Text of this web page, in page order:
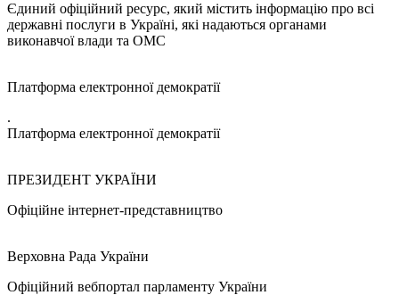
Єдиний офіційний ресурс, який містить інформацію про всі
державні послуги в Україні, які надаються органами
виконавчої влади та ОМС
Платформа електронної демократії
.
Платформа електронної демократії
ПРЕЗИДЕНТ УКРАЇНИ
Офіційне інтернет-представництво
Верховна Рада України
Офіційний вебпортал парламенту України